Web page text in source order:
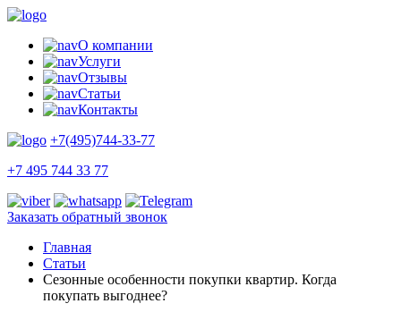
О компании
Услуги
Отзывы
Статьи
Контакты
+7(495)744-33-77
+7 495 744 33 77
Заказать обратный звонок
Главная
Статьи
Сезонные особенности покупки квартир. Когда
покупать выгоднее?